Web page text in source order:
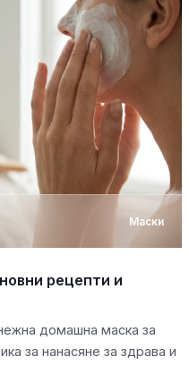
Маски
рецепти и
домашна маска за
за нанасяне за здрава и